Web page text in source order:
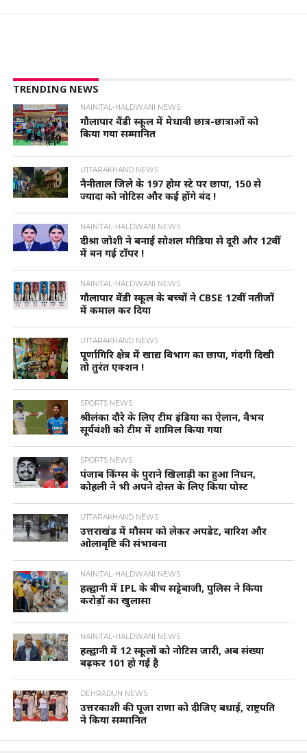
TRENDING NEWS
NAINITAL-HALDWANI NEWS
गौलापार वैंडी स्कूल में मेधावी छात्र-छात्राओं को
किया गया सम्मानित
UTTARAKHAND NEWS
नैनीताल जिले के 197 होम स्टे पर छापा, 150 से
ज्यादा को नोटिस और कई होंगे बंद !
NAINITAL-HALDWANI NEWS
दीश्रा जोशी ने बनाई सोशल मीडिया से दूरी और 12वीं
में बन गई टॉपर !
NAINITAL-HALDWANI NEWS
गौलापार वेंडी स्कूल के बच्चों ने CBSE 12वीं नतीजों
में कमाल कर दिया
UTTARAKHAND NEWS
पूर्णागिरि क्षेत्र में खाद्य विभाग का छापा, गंदगी दिखी
तो तुरंत एक्शन !
SPORTS NEWS
श्रीलंका दौरे के लिए टीम इंडिया का ऐलान, वैभव
सूर्यवंशी को टीम में शामिल किया गया
SPORTS NEWS
पंजाब किंग्स के पुराने खिलाड़ी का हुआ निधन,
कोहली ने भी अपने दोस्त के लिए किया पोस्ट
UTTARAKHAND NEWS
उत्तराखंड में मौसम को लेकर अपडेट, बारिश और
ओलावृष्टि की संभावना
NAINITAL-HALDWANI NEWS
हल्द्वानी में IPL के बीच सट्टेबाजी, पुलिस ने किया
करोड़ों का खुलासा
NAINITAL-HALDWANI NEWS
हल्द्वानी में 12 स्कूलों को नोटिस जारी, अब संख्या
बढ़कर 101 हो गई है
DEHRADUN NEWS
उत्तरकाशी की पूजा राणा को दीजिए बधाई, राष्ट्रपति
ने किया सम्मानित